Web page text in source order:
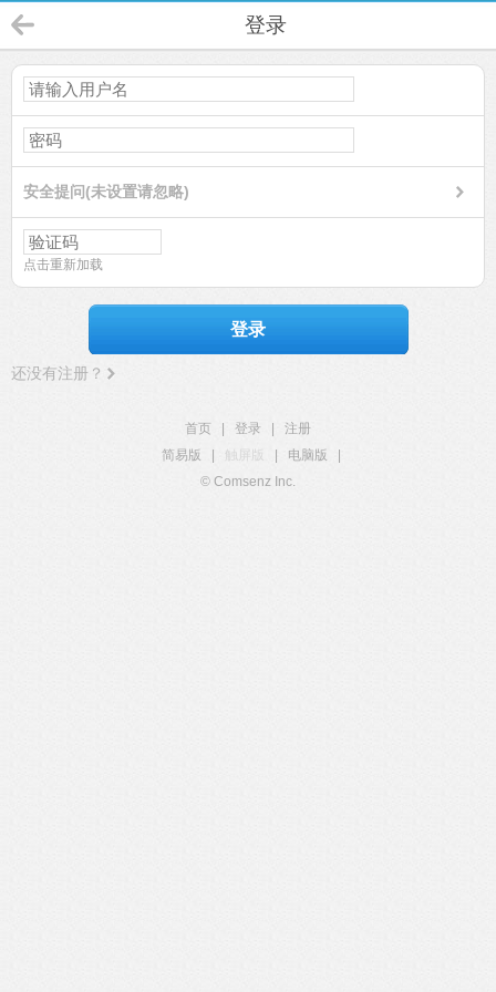
登录
安全提问(未设置请忽略)
点击重新加载
登录
还没有注册？
首页 登录
注册
简易版
触屏版 电脑版
© Comsenz Inc.